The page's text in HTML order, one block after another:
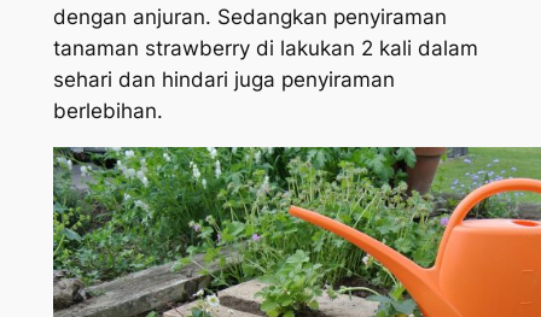
dengan anjuran. Sedangkan penyiraman
tanaman strawberry di lakukan 2 kali dalam
sehari dan hindari juga penyiraman
berlebihan.